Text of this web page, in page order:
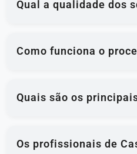
Qual a qualidade dos
Como funciona o
Quais são os
Os profissionais de